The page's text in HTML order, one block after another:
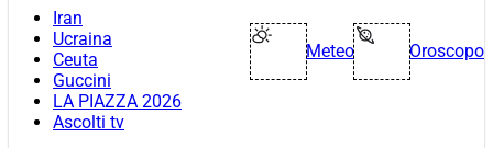
Iran
Ucraina
Ceuta
Guccini
LA PIAZZA 2026
Ascolti tv
Meteo Oroscopo